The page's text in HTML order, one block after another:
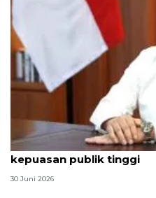
Qodari: Pemerintah tak
kepuasan publik tinggi
30 Juni 2026